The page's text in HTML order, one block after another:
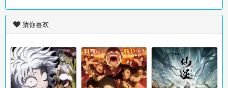
猜你喜欢